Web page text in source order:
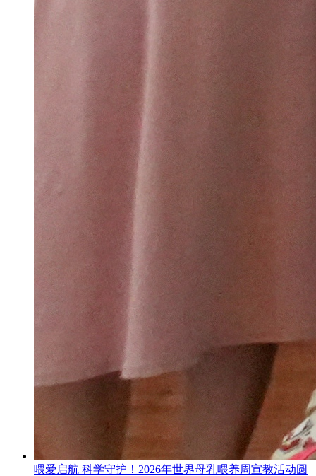
喂爱启航 科学守护！2026年世界母乳喂养周宣教活动圆